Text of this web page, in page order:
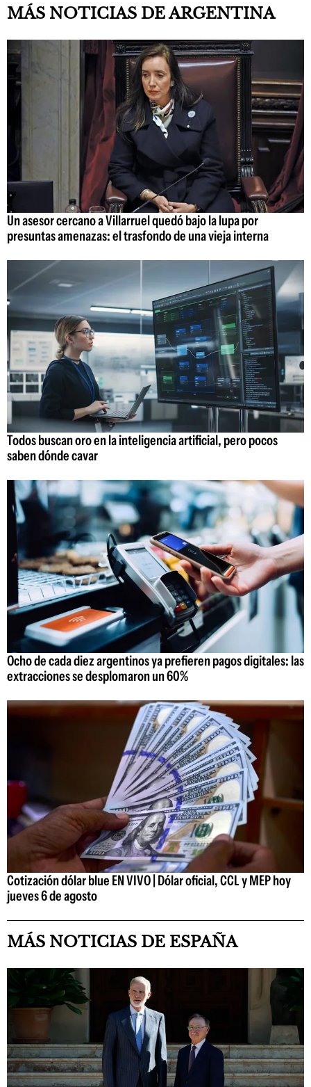
MÁS NOTICIAS DE ARGENTINA
Un asesor cercano a Villarruel quedó bajo la lupa por
presuntas amenazas: el trasfondo de una vieja interna
Todos buscan oro en la inteligencia artificial, pero pocos
saben dónde cavar
Ocho de cada diez argentinos ya prefieren pagos digitales: las
extracciones se desplomaron un 60%
Cotización dólar blue EN VIVO | Dólar oficial, CCL y MEP hoy
jueves 6 de agosto
MÁS NOTICIAS DE ESPAÑA